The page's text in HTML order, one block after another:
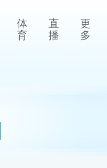
体
育
直
播
更
多